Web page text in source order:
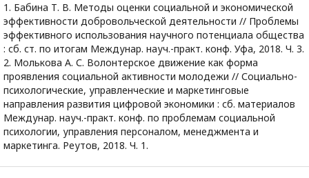
1. Бабина Т. В. Методы оценки социальной и экономической
эффективности добровольческой деятельности // Проблемы
эффективного использования научного потенциала общества
: сб. ст. по итогам Междунар. науч.-практ. конф. Уфа, 2018. Ч. 3.
2. Молькова А. С. Волонтерское движение как форма
проявления социальной активности молодежи // Социально-
психологические, управленческие и маркетинговые
направления развития цифровой экономики : сб. материалов
Междунар. науч.-практ. конф. по проблемам социальной
психологии, управления персоналом, менеджмента и
маркетинга. Реутов, 2018. Ч. 1.